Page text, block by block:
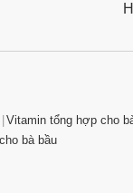
Vitamin tổng hợp cho
bà bầu